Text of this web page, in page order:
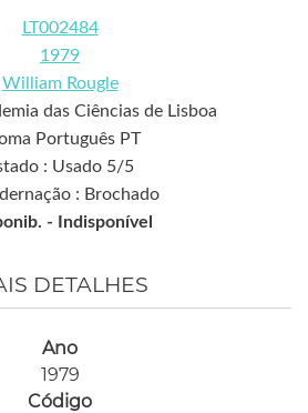
LT002484
1979
William Rougle
das Ciências de Lisboa
Português PT
: Usado 5/5
: Brochado
-
Indisponível
DETALHES
Ano
1979
Código